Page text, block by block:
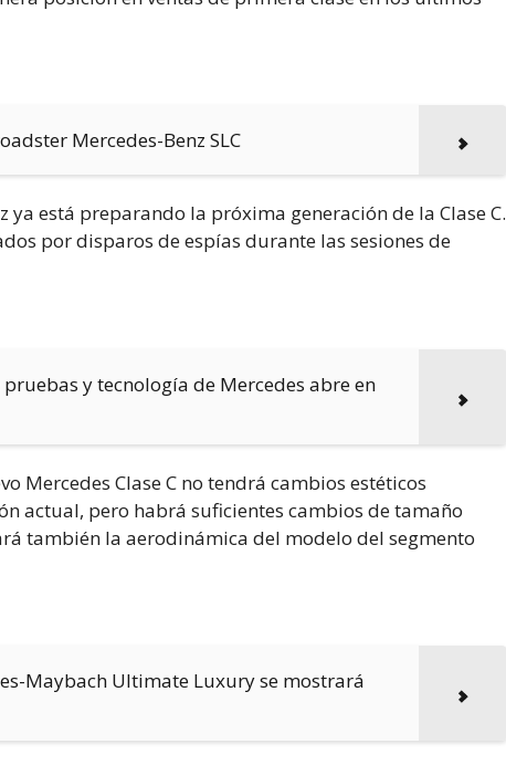
Mercedes-Benz SLC
ya está preparando la próxima generación de la Clase C.
por disparos de espías durante las sesiones de
y tecnología de Mercedes abre en
Mercedes Clase C no tendrá cambios estéticos
actual, pero habrá suficientes cambios de tamaño
también la aerodinámica del modelo del segmento
Maybach Ultimate Luxury se mostrará